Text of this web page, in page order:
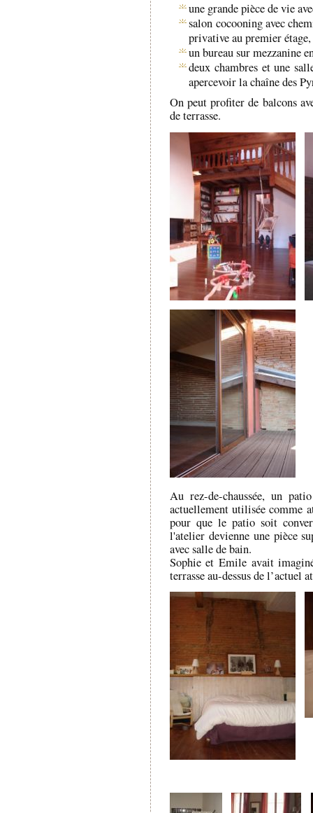
une grande pièce de vie
salon cocooning avec
privative au premier étage,
un bureau sur mezzanine
deux chambres et une
apercevoir la chaîne des
On peut profiter de balcons
de terrasse.
Au rez-de-chaussée, un
actuellement utilisée comme
pour que le patio soit
l'atelier devienne une pièce
avec salle de bain.
Sophie et Emile avait
terrasse au-dessus de l’actuel